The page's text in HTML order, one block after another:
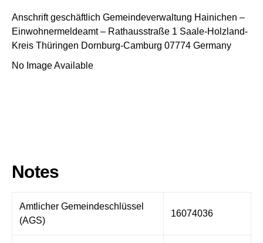
Anschrift geschäftlich Gemeindeverwaltung Hainichen –
Einwohnermeldeamt – Rathausstraße 1 Saale-Holzland-
Kreis Thüringen Dornburg-Camburg 07774 Germany
No Image Available
Notes
Amtlicher Gemeindeschlüssel
(AGS)
16074036